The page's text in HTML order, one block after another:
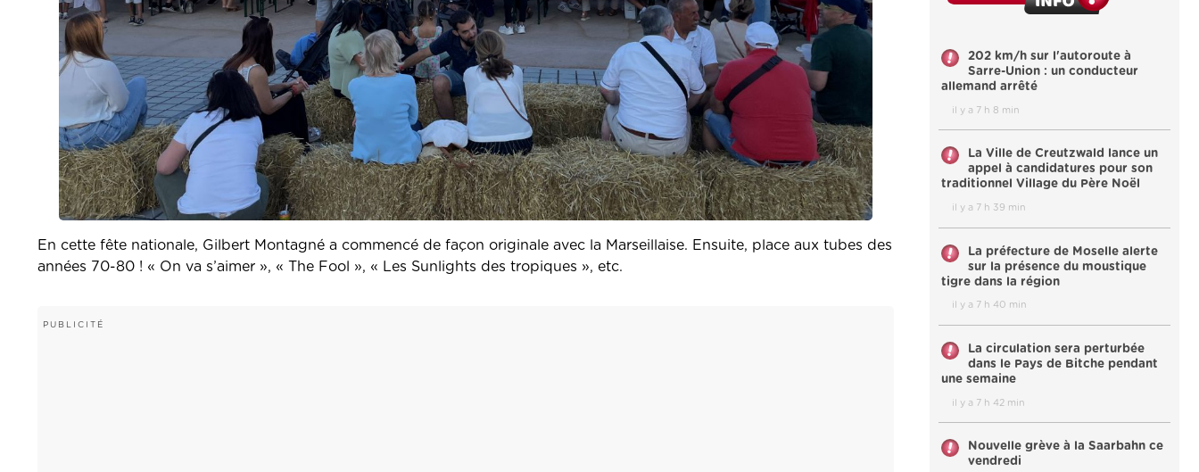
En cette fête nationale, Gilbert Montagné a commencé de façon originale avec la Marseillaise. Ensuite, place aux tubes des
années 70-80 ! « On va s’aimer », « The Fool », « Les Sunlights des tropiques », etc.
202 km/h sur l'autoroute à
Sarre-Union : un conducteur
allemand arrêté
il y a 7 h 8 min
La Ville de Creutzwald lance un
appel à candidatures pour son
traditionnel Village du Père Noël
il y a 7 h 39 min
La préfecture de Moselle alerte
sur la présence du moustique
tigre dans la région
il y a 7 h 40 min
La circulation sera perturbée
dans le Pays de Bitche pendant
une semaine
il y a 7 h 42 min
Nouvelle grève à la Saarbahn ce
vendredi